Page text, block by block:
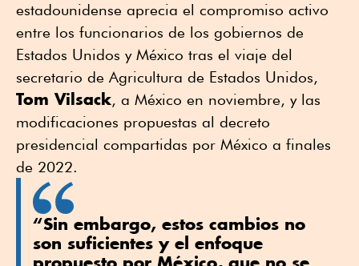
estadounidense aprecia el compromiso activo
entre los funcionarios de los gobiernos de
Estados Unidos y México tras el viaje del
secretario de Agricultura de Estados Unidos,
Tom Vilsack, a México en noviembre, y las
modificaciones propuestas al decreto
presidencial compartidas por México a finales
de 2022.
“Sin embargo, estos cambios no
son suficientes y el enfoque